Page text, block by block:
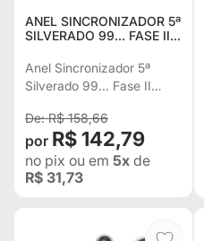
ANEL SINCRONIZADOR 5ª
SILVERADO 99... FASE II
Anel Sincronizador 5ª
Silverado 99... Fase II
R$ 158,66
R$ 142,79
no pix ou em 5x de
R$ 31,73